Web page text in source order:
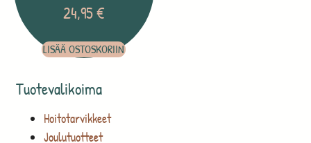
Tuotevalikoima
Hoitotarvikkeet
Joulutuotteet
24,95€
LISÄÄ OSTOSKORIIN